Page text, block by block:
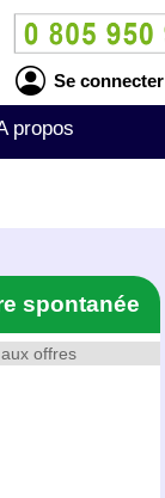
Se connecter
propos
offres
spontanée